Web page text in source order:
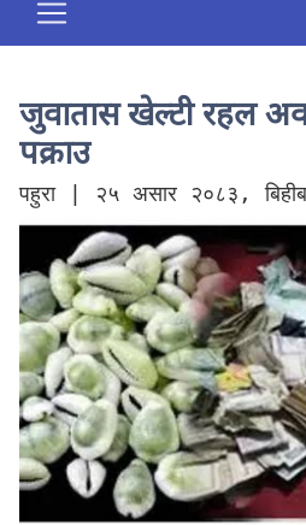
जुवातास खेल्टी रहल
पक्राउ
पहुरा | २५ असार २०८३,